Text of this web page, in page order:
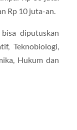
Rp 10 juta-an.
diputuskan
Teknobiologi,
Hukum dan